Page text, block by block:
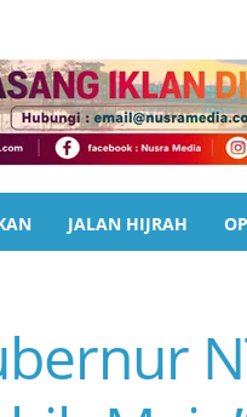
JALAN HIJRAH